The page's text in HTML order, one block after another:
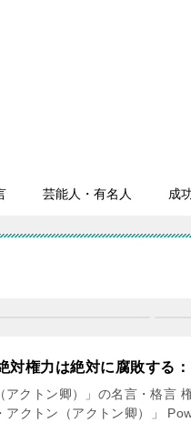
芸能人・有名人 成
対権力は絶対に腐敗する
アクトン卿）」の名言・格言
アクトン（アクトン卿）」